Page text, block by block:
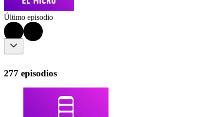
Último episodio
277 episodios